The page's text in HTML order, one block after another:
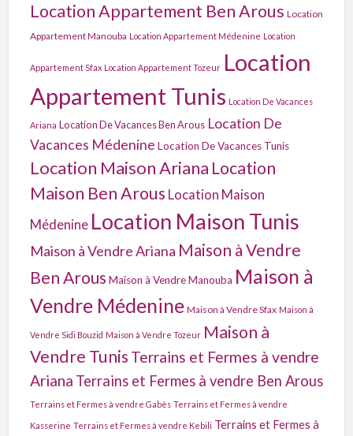
Location Appartement Ben Arous Location
Appartement Manouba Location Appartement Médenine Location
Appartement Sfax Location Appartement Tozeur Location
Appartement Tunis Location De Vacances
Ariana Location De Vacances Ben Arous Location De
Vacances Médenine Location De Vacances Tunis
Location Maison Ariana Location
Maison Ben Arous Location Maison
Médenine Location Maison Tunis
Maison à Vendre Ariana Maison à Vendre
Ben Arous Maison à Vendre Manouba Maison à
Vendre Médenine Maison à Vendre Sfax Maison à
Vendre Sidi Bouzid Maison à Vendre Tozeur Maison à
Vendre Tunis Terrains et Fermes à vendre
Ariana Terrains et Fermes à vendre Ben Arous
Terrains et Fermes à vendre Gabès Terrains et Fermes à vendre
Kasserine Terrains et Fermes à vendre Kebili Terrains et Fermes à